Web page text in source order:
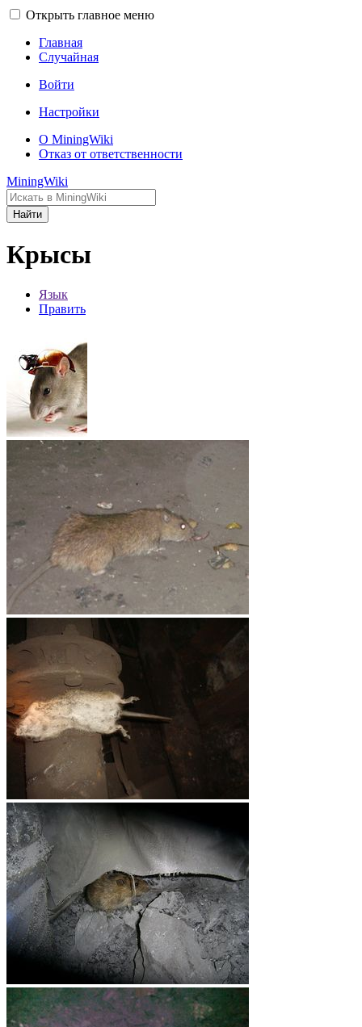
Открыть главное меню
Главная
Случайная
Войти
Настройки
О MiningWiki
Отказ от ответственности
MiningWiki
Найти
Крысы
Язык
Править